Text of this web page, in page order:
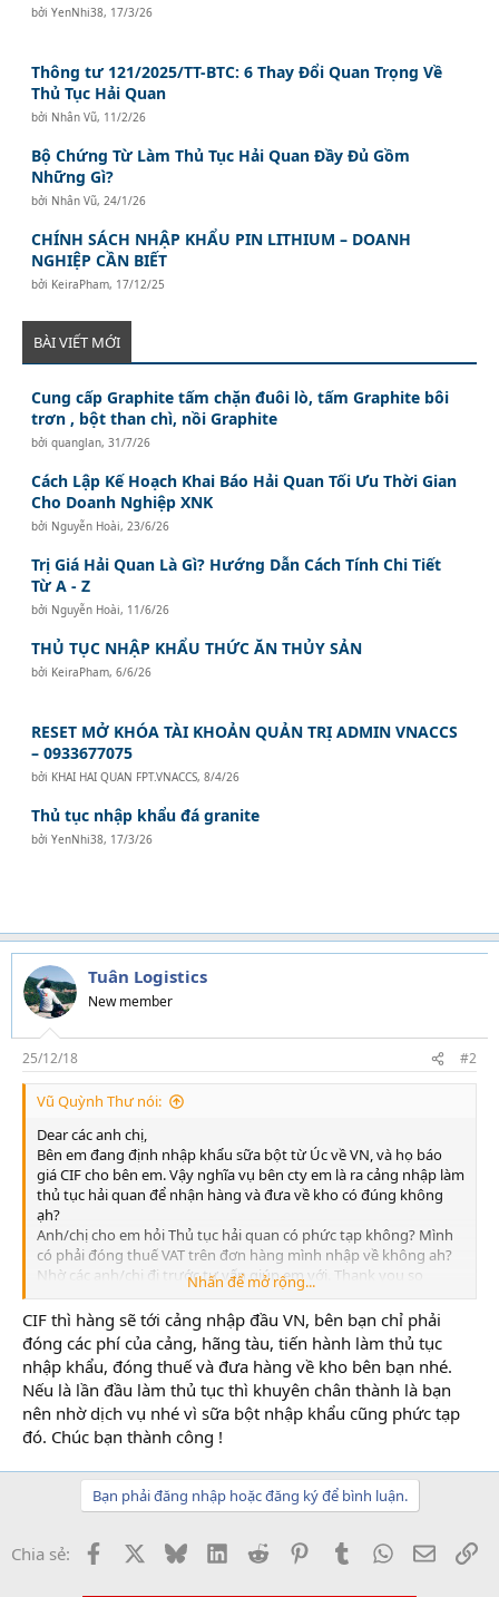
bởiYenNhi38, 17/3/26
Thông tư 121/2025/TT-BTC: 6 Thay Đổi Quan Trọng Về
Thủ Tục Hải Quan
bởi Nhân Vũ, 11/2/26
Bộ Chứng Từ Làm Thủ Tục Hải Quan Đầy Đủ Gồm
Những Gì?
bởi Nhân Vũ, 24/1/26
CHÍNH SÁCH NHẬP KHẨU PIN LITHIUM – DOANH
NGHIỆP CẦN BIẾT
bởi KeiraPham, 17/12/25
BÀI VIẾT MỚI
Cung cấp Graphite tấm chặn đuôi lò, tấm Graphite bôi
trơn , bột than chì, nồi Graphite
bởiquanglan,31/7/26
Cách Lập Kế Hoạch Khai Báo Hải Quan Tối Ưu Thời Gian
Cho Doanh Nghiệp XNK
bởi Nguyễn Hoài, 23/6/26
Trị Giá Hải Quan Là Gì? Hướng Dẫn Cách Tính Chi Tiết
Từ A - Z
bởi Nguyễn Hoài, 11/6/26
THỦ TỤC NHẬP KHẨU THỨC ĂN THỦY SẢN
bởi KeiraPham,6/6/26
RESET MỞ KHÓA TÀI KHOẢN QUẢN TRỊ ADMIN VNACCS
– 0933677075
bởi KHAI HAI QUAN FPT.VNACCS,8/4/26
Thủ tục nhập khẩu đá granite
bởiYenNhi38, 17/3/26
Tuân Logistics
New member
25/12/18 #2
Vũ Quỳnh Thư nói:
Dear các anh chị,
Bên em đang định nhập khẩu sữa bột từ Úc về VN, và họ báo
giá CIF cho bên em. Vậy nghĩa vụ bên cty em là ra cảng nhập làm
thủ tục hải quan để nhận hàng và đưa về kho có đúng không
ạh?
Anh/chị cho em hỏi Thủ tục hải quan có phức tạp không? Mình
có phải đóng thuế VAT trên đơn hàng mình nhập về không ah?
Nhờ các anh/chị đi trước tư vấn giúp em với. Thank you so
much.
Nhấn để mở rộng...
CIF thì hàng sẽ tới cảng nhập đầu VN, bên bạn chỉ phải
đóng các phí của cảng, hãng tàu, tiến hành làm thủ tục
nhập khẩu, đóng thuế và đưa hàng về kho bên bạn nhé.
Nếu là lần đầu làm thủ tục thì khuyên chân thành là bạn
nên nhờ dịch vụ nhé vì sữa bột nhập khẩu cũng phức tạp
đó. Chúc bạn thành công !
Bạn phải đăng nhập hoặc đăng ký để bình luận.
Chia sẻ: Facebook BlueskyLinkedInReddit PinterestTumblrWhatsApp
Email